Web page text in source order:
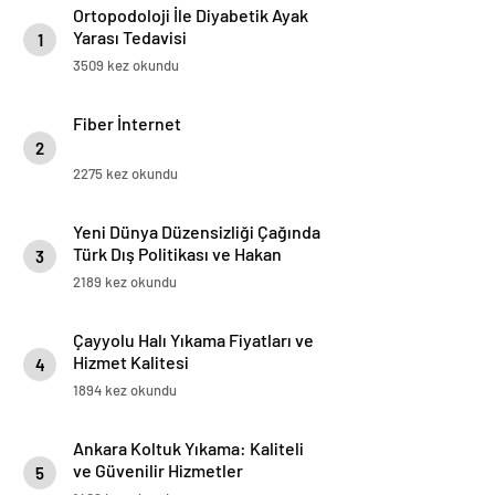
1
Ortopodoloji İle Diyabetik Ayak
Yarası Tedavisi
3509 kez okundu
2
Fiber İnternet
2275 kez okundu
3
Yeni Dünya Düzensizliği Çağında
Türk Dış Politikası ve Hakan
Fidan Faktörü
2189 kez okundu
4
Çayyolu Halı Yıkama Fiyatları ve
Hizmet Kalitesi
1894 kez okundu
5
Ankara Koltuk Yıkama: Kaliteli
ve Güvenilir Hizmetler